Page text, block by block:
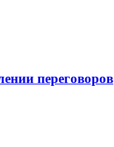
переговоров